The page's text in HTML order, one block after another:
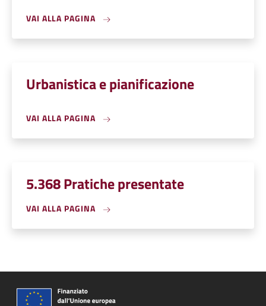
VAI ALLA PAGINA
Urbanistica e pianificazione
VAI ALLA PAGINA
5.368 Pratiche presentate
VAI ALLA PAGINA